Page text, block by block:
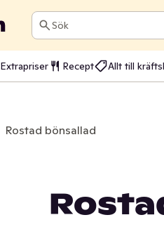
Sök
Extrapriser Recept Allt till
Rostad bönsallad